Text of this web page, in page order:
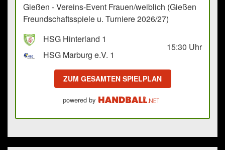
Gießen - Vereins-Event Frauen/weiblich (Gießen
Freundschaftsspiele u. Turniere 2026/27)
HSG Hinterland 1
HSG Marburg e.V. 1
15:30 Uhr
ZUM GESAMTEN SPIELPLAN
powered by